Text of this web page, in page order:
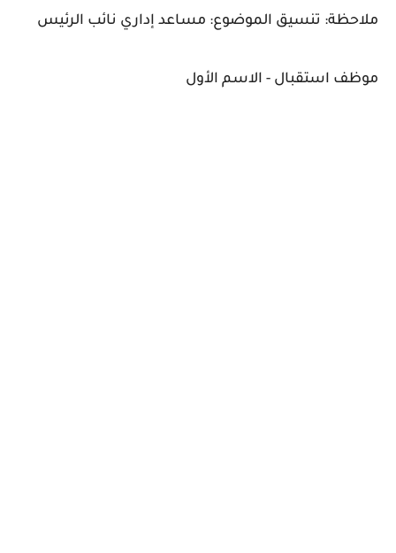
ملاحظة: تنسيق الموضوع: مساعد إداري نائب الرئيس
موظف استقبال - الاسم الأول